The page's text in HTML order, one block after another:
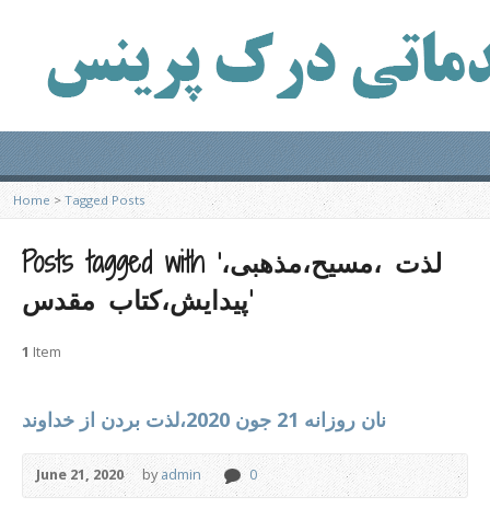
Home > Tagged Posts
Posts tagged with ‘لذت ،مسیح،مذهبی،
پیدایش،کتاب مقدس’
1 Item
نان روزانه 21 جون 2020،لذت بردن از خداوند
June 21, 2020 byadmin 0